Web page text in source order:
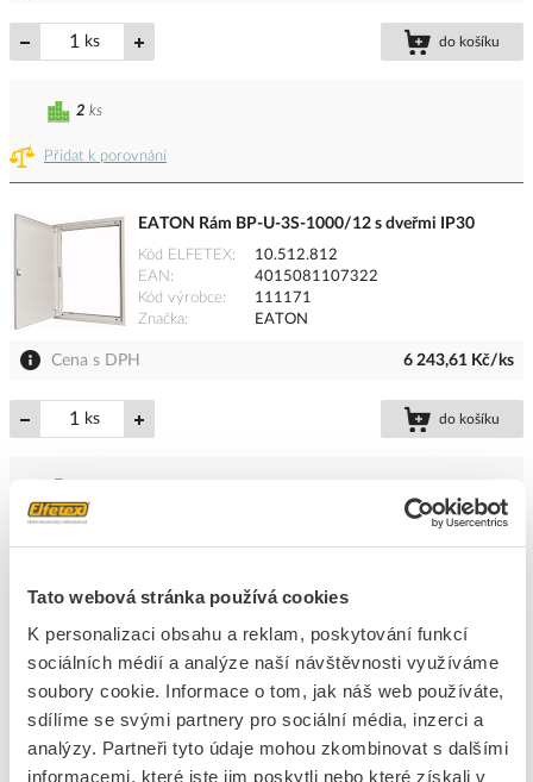
Tato webová stránka používá cookies
K personalizaci obsahu a reklam, poskytování funkcí
sociálních médií a analýze naší návštěvnosti využíváme
soubory cookie. Informace o tom, jak náš web používáte,
sdílíme se svými partnery pro sociální média, inzerci a
analýzy. Partneři tyto údaje mohou zkombinovat s dalšími
informacemi, které jste jim poskytli nebo které získali v
ks do košíku
Přidat k porovnání
2 ks
EATON Rám BP-U-3S-1000/12 s dveřmi IP30
Kód ELFETEX
10.512.812
EAN
4015081107322
Kód výrobce
111171
Značka
EATON
Cena s DPH 6 243,61 Kč/ks
ks do košíku
EATON Rám BP-U-3S-600/10 s dveřmi IP30
Kód ELFETEX
10.512.803
EAN
4015081107162
Kód výrobce
Značka
EATON
Cena s DPH 4 211,90 Kč/ks